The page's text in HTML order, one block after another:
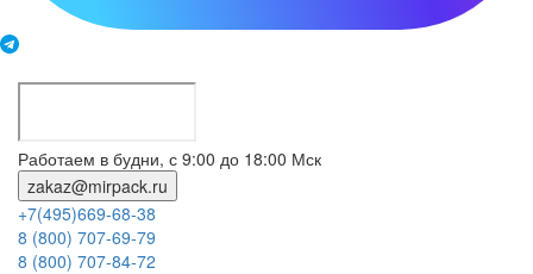
Работаем в будни, с 9:00 до 18:00 Мск
zakaz@mirpack.ru
+7(495)669-68-38
8 (800) 707-69-79
8 (800) 707-84-72